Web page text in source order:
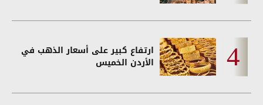
ارتفاع كبير على أسعار الذهب في
الأردن الخميس